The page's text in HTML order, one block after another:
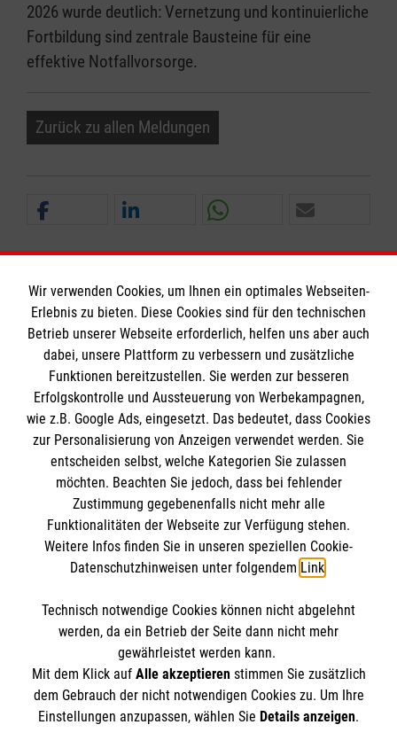
2026 wurde deutlich: Vernetzung und kontinuierliche
Fortbildung sind zentrale Bausteine für eine
effektive Notfallvorsorge.
Zurück zu allen Meldungen
Informationen
Impressum
Datenschutz
Barrierefreiheit
Kontakt
Die Malteser
Malteser in Deutschland
Malteserorden
Sharepoint
Spendenkonto
Bank: Pax-Bank für Kirche und Caritas eG
IBAN: DE71 3706 0193 3000 4330 11
BIC: GENODED1PAX
So finden Sie uns
Auf dem Steinhäufchen 1
54343 Föhren
Der Malteser Hilfsdienst e.V. ist als eingetragene
Wir verwenden Cookies, um Ihnen ein optimales Webseiten-
Erlebnis zu bieten. Diese Cookies sind für den technischen
Betrieb unserer Webseite erforderlich, helfen uns aber auch
dabei, unsere Plattform zu verbessern und zusätzliche
Funktionen bereitzustellen. Sie werden zur besseren
Erfolgskontrolle und Aussteuerung von Werbekampagnen,
wie z.B. Google Ads, eingesetzt. Das bedeutet, dass Cookies
zur Personalisierung von Anzeigen verwendet werden. Sie
entscheiden selbst, welche Kategorien Sie zulassen
möchten. Beachten Sie jedoch, dass bei fehlender
Zustimmung gegebenenfalls nicht mehr alle
Funktionalitäten der Webseite zur Verfügung stehen.
Weitere Infos finden Sie in unseren speziellen Cookie-
Datenschutzhinweisen unter folgendem Link.
Technisch notwendige Cookies können nicht abgelehnt
werden, da ein Betrieb der Seite dann nicht mehr
gewährleistet werden kann.
Mit dem Klick auf Alle akzeptierenstimmen Sie zusätzlich
dem Gebrauch der nicht notwendigen Cookies zu. Um Ihre
Einstellungen anzupassen, wählen Sie Details anzeigen.